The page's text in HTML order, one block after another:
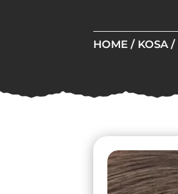
HOME / KOSA /